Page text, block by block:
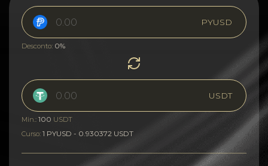
PYUSD
Desconto: 0%
USDT
Min.: 100 USDT
Curso: 1 PYUSD - 0.930372 USDT